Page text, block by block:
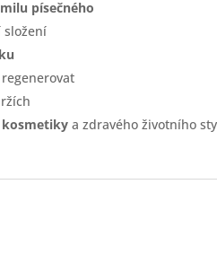
písečného
a zdravého životního